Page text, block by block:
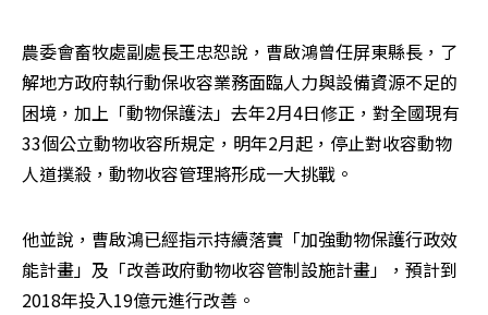
農委會畜牧處副處長王忠恕說，曹啟鴻曾任屏東縣長，了
解地方政府執行動保收容業務面臨人力與設備資源不足的
困境，加上「動物保護法」去年2月4日修正，對全國現有
33個公立動物收容所規定，明年2月起，停止對收容動物
人道撲殺，動物收容管理將形成一大挑戰。
他並說，曹啟鴻已經指示持續落實「加強動物保護行政效
能計畫」及「改善政府動物收容管制設施計畫」，預計到
2018年投入19億元進行改善。